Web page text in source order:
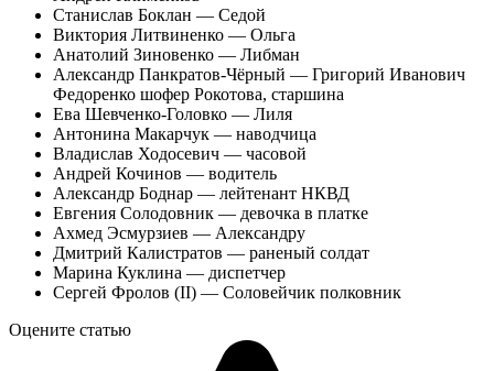
Станислав Боклан — Седой
Виктория Литвиненко — Ольга
Анатолий Зиновенко — Либман
Александр Панкратов-Чёрный — Григорий Иванович
Федоренко шофер Рокотова, старшина
Ева Шевченко-Головко — Лиля
Антонина Макарчук — наводчица
Владислав Ходосевич — часовой
Андрей Кочинов — водитель
Александр Боднар — лейтенант НКВД
Евгения Солодовник — девочка в платке
Ахмед Эсмурзиев — Александру
Дмитрий Калистратов — раненый солдат
Марина Куклина — диспетчер
Сергей Фролов (II) — Соловейчик полковник
Оцените статью